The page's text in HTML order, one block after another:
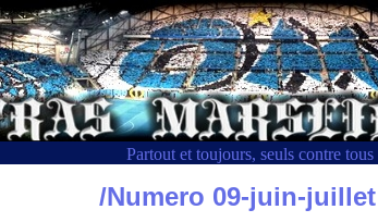
Partout et toujours, seuls contre tous
/Numero 09-juin-juillet